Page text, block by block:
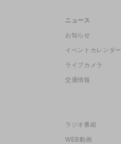
ニュース
お知らせ
イベントカレンダー
ライブカメラ
交通情報
ラジオ番組
WEB動画